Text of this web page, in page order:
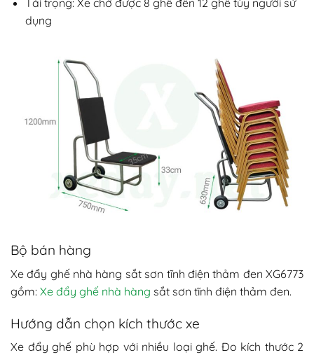
Tải trọng: Xe chở được 8 ghế đến 12 ghế tùy người sử
dụng
Bộ bán hàng
Xe đẩy ghế nhà hàng sắt sơn tĩnh điện thảm đen XG6773
gồm: Xe đẩy ghế nhà hàng sắt sơn tĩnh điện thảm đen.
Hướng dẫn chọn kích thước xe
Xe đẩy ghế phù hợp với nhiều loại ghế. Đo kích thước 2